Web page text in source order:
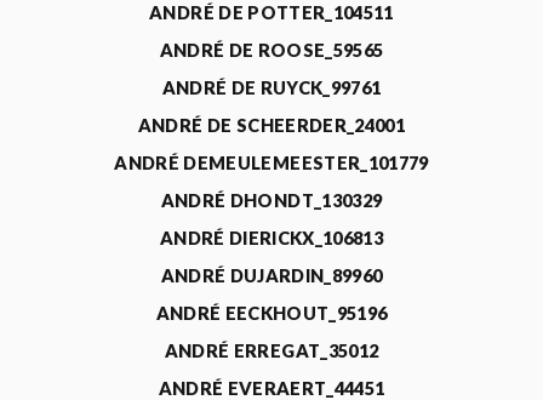
ANDRÉ DE POTTER_104511
ANDRÉ DE ROOSE_59565
ANDRÉ DE RUYCK_99761
ANDRÉ DE SCHEERDER_24001
ANDRÉ DEMEULEMEESTER_101779
ANDRÉ DHONDT_130329
ANDRÉ DIERICKX_106813
ANDRÉ DUJARDIN_89960
ANDRÉ EECKHOUT_95196
ANDRÉ ERREGAT_35012
ANDRÉ EVERAERT_44451